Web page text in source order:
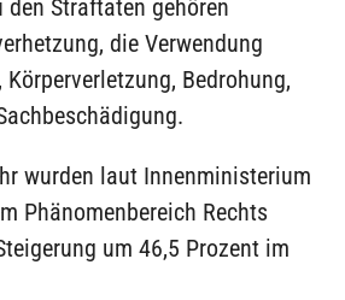
Straftaten gehören
die Verwendung
Bedrohung,
wurden laut Innenministerium
Phänomenbereich Rechts
um 46,5 Prozent im